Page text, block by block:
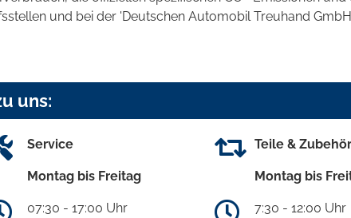
und bei der 'Deutschen Automobil Treuhand
uns:
Service
Montag bis Freitag
07:30 - 17:00 Uhr
Teile & Zubehör
Montag bis
7:30 - 12:00 Uhr